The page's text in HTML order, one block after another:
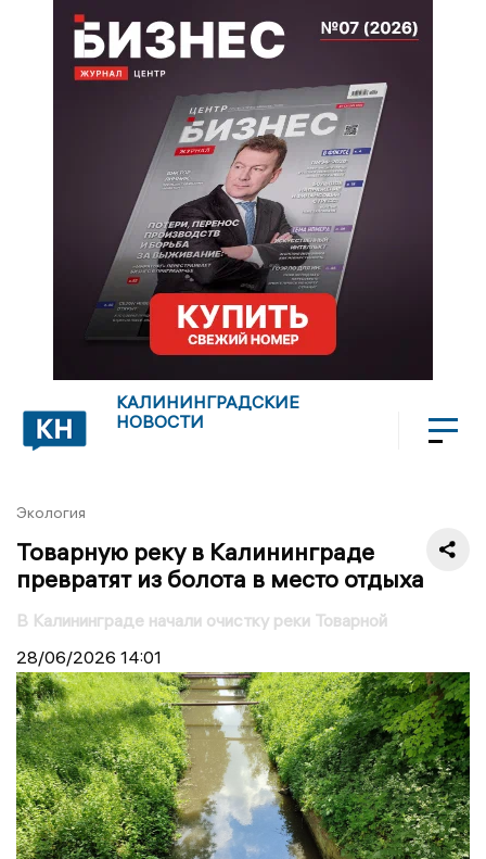
КАЛИНИНГРАДСКИЕ
НОВОСТИ
Экология
Товарную реку в Калининграде
превратят из болота в место отдыха
В Калининграде начали очистку реки Товарной
28/06/2026 14:01